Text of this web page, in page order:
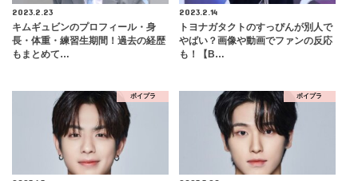
2023.2.23
キムギュビンのプロフィール・身
長・体重・練習生期間！過去の経歴
もまとめて…
2023.2.14
トヨナガタクトのすっぴんが別人で
やばい？画像や動画でファンの反応
も！【B…
ボイプラ ボイプラ